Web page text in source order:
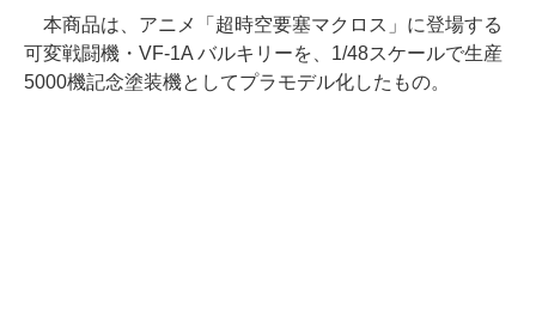
本商品は、アニメ「超時空要塞マクロス」に登場する
可変戦闘機・VF-1A バルキリーを、1/48スケールで生産
5000機記念塗装機としてプラモデル化したもの。